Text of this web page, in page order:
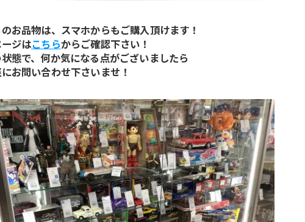
お品物は、スマホからもご購入頂けます！
ジはこちらからご確認下さい！
態で、何か気になる点がございましたら
お問い合わせ下さいませ！